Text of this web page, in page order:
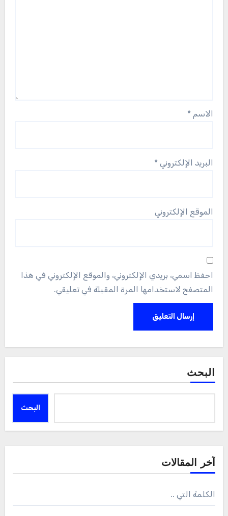
الاسم *
البريد الإلكتروني *
الموقع الإلكتروني
احفظ اسمي، بريدي الإلكتروني، والموقع الإلكتروني في هذا
المتصفح لاستخدامها المرة المقبلة في تعليقي.
البحث
البحث
آخر المقالات
الكلمة التي ..